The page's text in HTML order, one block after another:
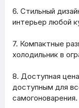
6. Стильный
интерьер любой
7. Компактные
холодильник в
8. Доступная
доступным для
самогоноварения.